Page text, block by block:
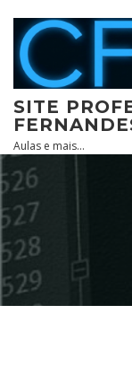
content
SITE
Aulas e mais…